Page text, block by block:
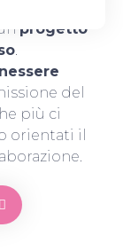
la nostra
progetto
del
più ci
orientati il